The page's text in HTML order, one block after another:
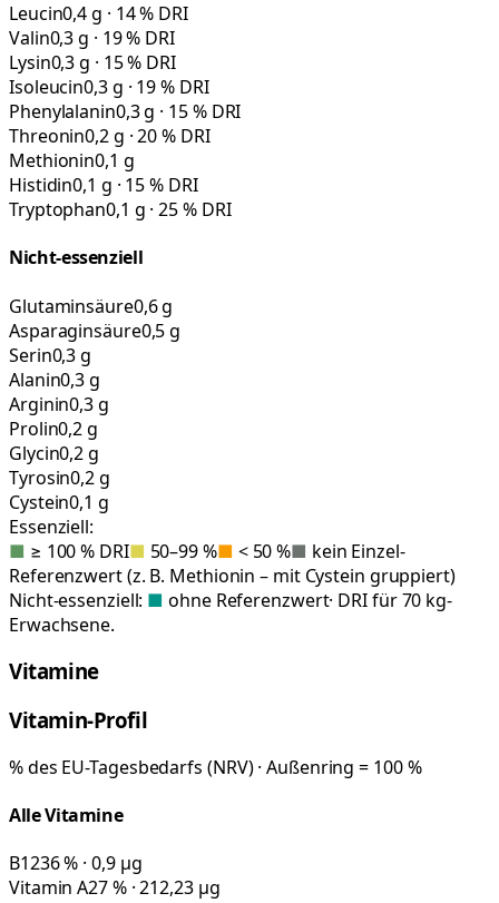
Leucin0,4 g · 14 % DRI
Valin0,3 g · 19 % DRI
Lysin0,3 g · 15 % DRI
Isoleucin0,3 g · 19 % DRI
Phenylalanin0,3 g · 15 % DRI
Threonin0,2 g · 20 % DRI
Methionin0,1 g
Histidin0,1 g · 15 % DRI
Tryptophan0,1 g · 25 % DRI
Nicht-essenziell
Glutaminsäure0,6 g
Asparaginsäure0,5 g
Serin0,3 g
Alanin0,3 g
Arginin0,3 g
Prolin0,2 g
Glycin0,2 g
Tyrosin0,2 g
Cystein0,1 g
Essenziell:
■ ≥ 100 % DRI■ 50–99 %■ < 50 %■ kein Einzel-
Referenzwert (z. B. Methionin – mit Cystein gruppiert)
Nicht-essenziell: ■ ohne Referenzwert· DRI für 70 kg-
Erwachsene.
Vitamine
Vitamin-Profil
% des EU-Tagesbedarfs (NRV) · Außenring = 100 %
Alle Vitamine
B1236 % · 0,9 µg
Vitamin A27 % · 212,23 µg